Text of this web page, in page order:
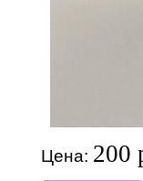
Цена: 200